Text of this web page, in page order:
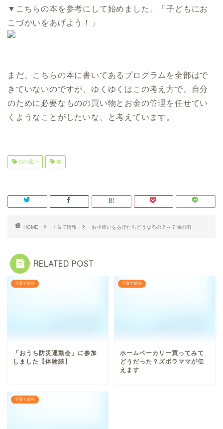
▼こちらの本を参考にして始めました。「子どもにお
こづかいをあげよう！」
まだ、こちらの本に書いてあるプログラムを全部はで
きていないのですが、ゆくゆくはこの考え方で、自分
のために必要なものの買い物とお金の管理を任せてい
くようなことがしたいな、と考えています。
お小遣い 本
HOME 子育て情報 お小遣いをあげたらどうなるの？～７歳の例
RELATED POST
子育て情報
「おうち防災運動会」に参加
しました【体験談】
子育て情報
ホームベーカリー買ってみて
どうだった？ズボラママが伝
えます
子育て情報